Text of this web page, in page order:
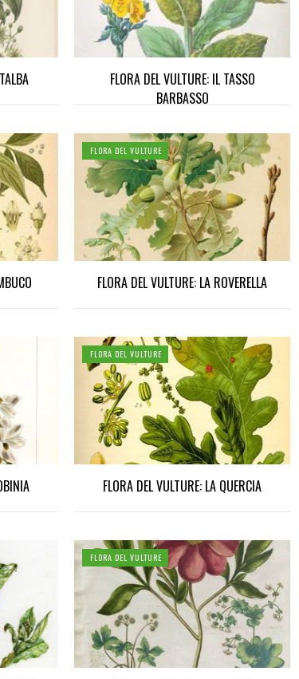
FLORA DEL VULTURE: IL TASSO
BARBASSO
FLORA DEL VULTURE
FLORA DEL VULTURE: LA ROVERELLA
FLORA DEL VULTURE
FLORA DEL VULTURE: LA QUERCIA
FLORA DEL VULTURE